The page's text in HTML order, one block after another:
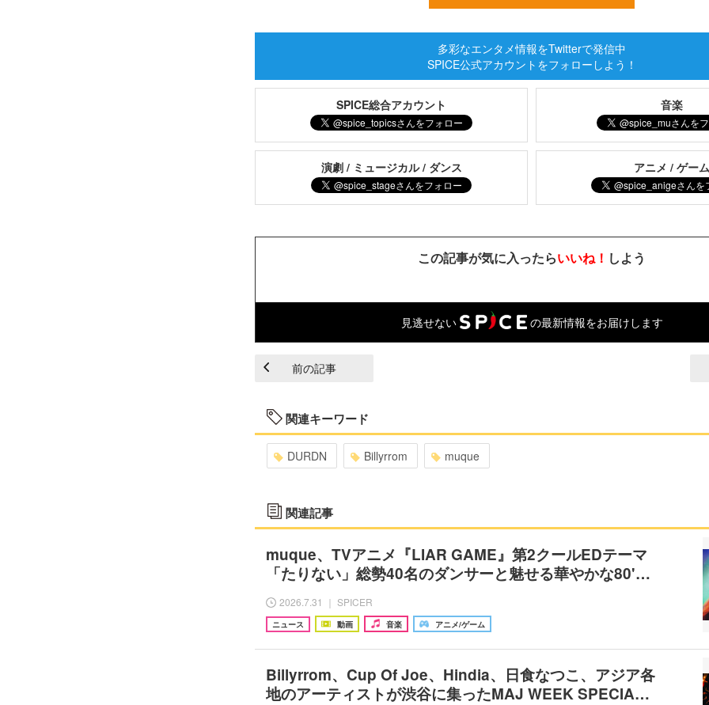
多彩なエンタメ情報をTwitterで発信中
SPICE公式アカウントをフォローしよう！
SPICE総合アカウント 音楽
演劇 / ミュージカル / ダンス アニメ / ゲー
この記事が気に入ったらいいね！ しよう
見逃せない の最新情報をお届けします
前の記事
関連キーワード
DURDN Billyrrom muque
関連記事
muque、TVアニメ『LIAR GAME』第2クールEDテーマ
「たりない」総勢40名のダンサーと魅せる華やかな80'…
2026.7.31 ｜ SPICER
ニュース 動画 音楽 アニメ/ゲーム
Billyrrom、Cup Of Joe、Hindia、日食なつこ、アジア各
地のアーティストが渋谷に集ったMAJ WEEK SPECIA…